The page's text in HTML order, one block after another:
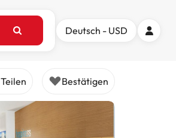
Deutsch - USD
Teilen Bestätigen